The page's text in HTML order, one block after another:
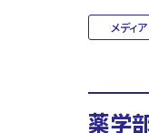
メディア
薬学